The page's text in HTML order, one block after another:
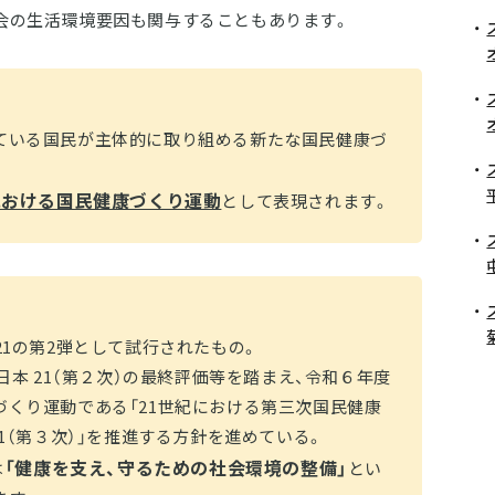
生活環境要因も関与することもあります。
る国民が主体的に取り組める新たな国民健康づ
ける国民健康づくり運動として表現されます。
第2弾として試行されたもの。
21（第２次）の最終評価等を踏まえ、令和６年度
り運動である「21世紀における第三次国民健康
第３次）」を推進する方針を進めている。
「健康を支え、守るための社会環境の整備」 とい